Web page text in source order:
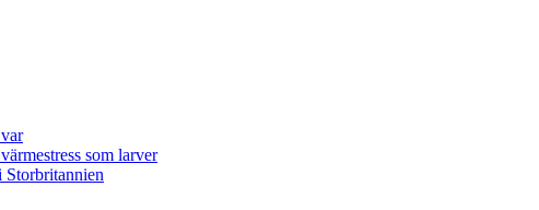
som larver
Storbritannien